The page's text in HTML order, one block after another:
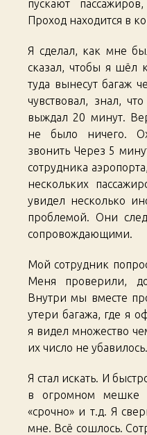
пускают
Проход находится в
Я сделал, как мне
сказал, чтобы я шёл
туда вынесут багаж
чувствовал, знал,
выждал 20 минут.
не было ничего.
звонить Через 5
сотрудника
нескольких
увидел несколько
проблемой. Они
сопровождающими.
Мой сотрудник
Меня проверили,
Внутри мы вместе
утери багажа, где я
я видел множество
их число не убавилось.
Я стал искать. И
в огромном мешке
«срочно» и т.д. Я
мне. Всё сошлось.